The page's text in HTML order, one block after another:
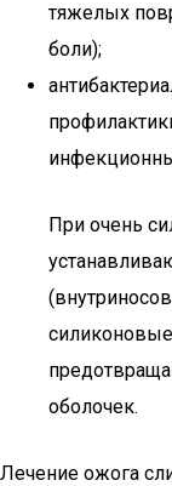
тяжелых
боли);
При очень
оболочек.
Лечение ожога